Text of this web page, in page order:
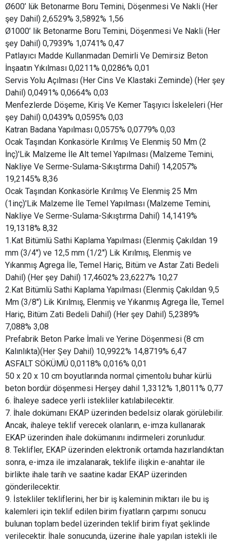
Ø600’ lük Betonarme Boru Temini, Döşenmesi Ve Nakli (Her
şey Dahil) 2,6529% 3,5892% 1,56
Ø1000’ lik Betonarme Boru Temini, Döşenmesi Ve Nakli (Her
şey Dahil) 0,7939% 1,0741% 0,47
Patlayıcı Madde Kullanmadan Demirli Ve Demirsiz Beton
İnşaatın Yıkılması 0,0211% 0,0286% 0,01
Servis Yolu Açılması (Her Cins Ve Klastaki Zeminde) (Her şey
Dahil) 0,0491% 0,0664% 0,03
Menfezlerde Döşeme, Kiriş Ve Kemer Taşıyıcı İskeleleri (Her
şey Dahil) 0,0439% 0,0595% 0,03
Katran Badana Yapılması 0,0575% 0,0779% 0,03
Ocak Taşından Konkasörle Kırılmış Ve Elenmiş 50 Mm (2
İnç)'Lik Malzeme İle Alt temel Yapılması (Malzeme Temini,
Nakliye Ve Serme-Sulama-Sıkıştırma Dahil) 14,2057%
19,2145% 8,36
Ocak Taşından Konkasörle Kırılmış Ve Elenmiş 25 Mm
(1inç)'Lik Malzeme İle Temel Yapılması (Malzeme Temini,
Nakliye Ve Serme-Sulama-Sıkıştırma Dahil) 14,1419%
19,1318% 8,32
1.Kat Bitümlü Sathi Kaplama Yapılması (Elenmiş Çakıldan 19
mm (3/4'') ve 12,5 mm (1/2'') Lik Kırılmış, Elenmiş ve
Yıkanmış Agrega İle, Temel Hariç, Bitüm ve Astar Zati Bedeli
Dahil) (Her şey Dahil) 17,4602% 23,6227% 10,27
2.Kat Bitümlü Sathi Kaplama Yapılması (Elenmiş Çakıldan 9,5
Mm (3/8'') Lik Kırılmış, Elenmiş ve Yıkanmış Agrega İle, Temel
Hariç, Bitüm Zati Bedeli Dahil) (Her şey Dahil) 5,2389%
7,088% 3,08
Prefabrik Beton Parke İmali ve Yerine Döşenmesi (8 cm
Kalınlıkta)(Her Şey Dahil) 10,9922% 14,8719% 6,47
ASFALT SÖKÜMÜ 0,0118% 0,016% 0,01
50 x 20 x 10 cm boyutlarında normal çimentolu buhar kürlü
beton bordür döşenmesi Herşey dahil 1,3312% 1,8011% 0,77
6. İhaleye sadece yerli istekliler katılabilecektir.
7. İhale dokümanı EKAP üzerinden bedelsiz olarak görülebilir.
Ancak, ihaleye teklif verecek olanların, e-imza kullanarak
EKAP üzerinden ihale dokümanını indirmeleri zorunludur.
8. Teklifler, EKAP üzerinden elektronik ortamda hazırlandıktan
sonra, e-imza ile imzalanarak, teklife ilişkin e-anahtar ile
birlikte ihale tarih ve saatine kadar EKAP üzerinden
gönderilecektir.
9. İstekliler tekliflerini, her bir iş kaleminin miktarı ile bu iş
kalemleri için teklif edilen birim fiyatların çarpımı sonucu
bulunan toplam bedel üzerinden teklif birim fiyat şeklinde
verilecektir. İhale sonucunda, üzerine ihale yapılan istekli ile